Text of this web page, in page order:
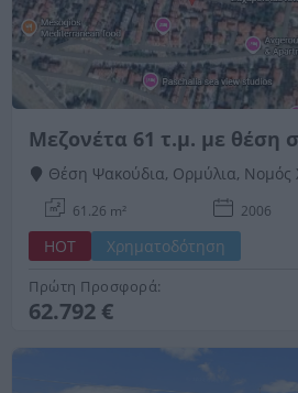
Μεζονέτα 61 τ.μ. με θέση
Θέση Ψακούδια, Ορμύλια, Νομός
61.26 m² 2006
HOT Χρηματοδότηση
Πρώτη Προσφορά:
62.792 €